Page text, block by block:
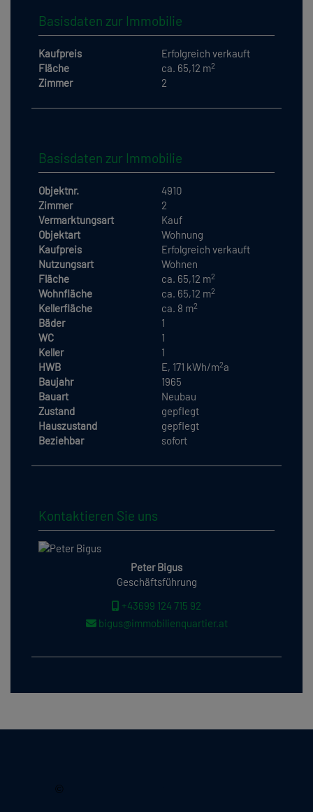
Basisdaten zur Immobilie
Kaufpreis
Erfolgreich verkauft
Fläche
ca. 65,12 m2
Zimmer 2
Basisdaten zur Immobilie
Objektnr.
4910
Zimmer
2
Vermarktungsart
Kauf
Objektart
Wohnung
Kaufpreis
Erfolgreich verkauft
Nutzungsart
Wohnen
Fläche
ca. 65,12 m2
Wohnfläche ca. 65,12 m2
Kellerfläche ca. 8 m2
Bäder
1
WC
1
Keller
1
HWB
E, 171 kWh/m2a
Baujahr
1965
Bauart
Neubau
Zustand
gepflegt
Hauszustand
gepflegt
Beziehbar
sofort
Kontaktieren Sie uns
Peter Bigus
Geschäftsführung
+43699 124 715 92
bigus@immobilienquartier.at
©